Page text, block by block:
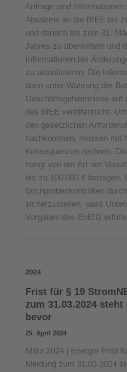
Anfrage sind Informationen
Abwärme an die BfEE bis
und danach bis zum 31.
Jahres zu übermitteln und
Informationen bei
zu aktualisieren. Die
dann unter Wahrung der
Geschäftsgeheimnisse auf
des BfEE veröffentlicht.
den gesetzlichen
nachkommen, müssen mit
Konsequenzen rechnen.
hängt von der Art der
bis zu 100.000 € betragen.
Stichprobenkontrollen
sicherzustellen, dass
Vorgaben des EnEfG
2024
Frist für § 19
zum 31.03.2024
bevor
25. April 2024
März 2024 | Energie Frist
Meldung zum 31.03.2024